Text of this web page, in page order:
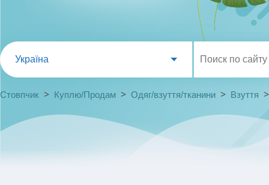
Україна
Стовпчик > Куплю/Продам > Одяг/взуття/тканини > Взуття